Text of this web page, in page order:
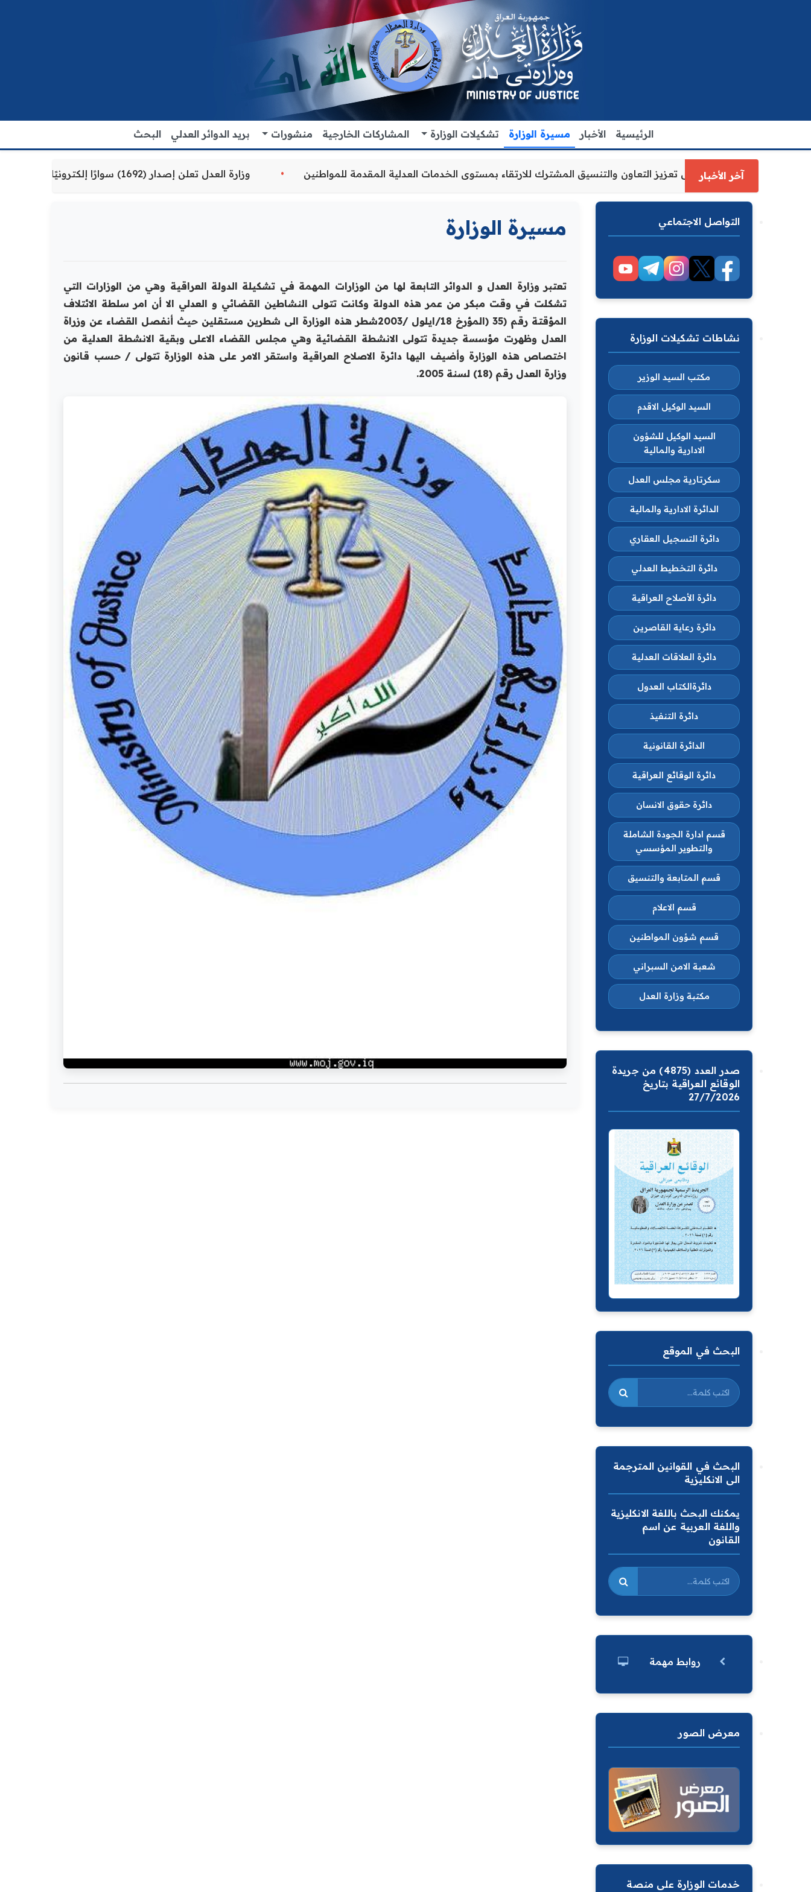
الرئيسية الأخبار مسيرة الوزارة تشكيلات الوزارة المشاركات الخارجية منشورات بريد الدوائر العدلي البحث
آخر الأخبار
الاقدم يبحث مع رئيس مجلس محافظة ديالى تعزيز التعاون والتنسيق المشترك للارتقاء بمستوى الخدمات العدلية المقدمة للمواطنين وزارة العدل تعلن إصدار (1692) سوارًا إلكترونيًا لنزلاء سجن الناصرية المركزي لتنظيم التعاملات المالية داخل المؤسسات الإصلاحية
مسيرة الوزارة
تعتبر وزارة العدل و الدوائر التابعة لها من الوزارات المهمة في تشكيلة الدولة العراقية وهي من الوزارات التي
تشكلت في وقت مبكر من عمر هذه الدولة وكانت تتولى النشاطين القضائي و العدلي الا أن امر سلطة الائتلاف
المؤقتة رقم (35
)المؤرخ 18/ايلول /2003
شطر هذه الوزارة الى شطرين مستقلين حيث أنفصل القضاء عن وزراة
العدل وظهرت مؤسسة جديدة تتولى الانشطة القضائية وهي مجلس القضاء الاعلى وبقية الانشطة العدلية من
اختصاص هذه الوزارة وأضيف اليها دائرة الاصلاح العراقية واستقر الامر على هذه الوزارة تتولى / حسب قانون
وزارة العدل رقم (18) لسنة 2005
.
التواصل الاجتماعي
نشاطات تشكيلات الوزارة
مكتب السيد الوزير
السيد الوكيل الاقدم
السيد الوكيل للشؤون
الادارية والمالية
سكرتارية مجلس العدل
الدائرة الادارية والمالية
دائرة التسجيل العقاري
دائرة التخطيط العدلي
دائرة الأصلاح العراقية
دائرة رعاية القاصرين
دائرة العلاقات العدلية
دائرةالكتاب العدول
دائرة التنفيذ
الدائرة القانونية
دائرة الوقائع العراقية
دائرة حقوق الانسان
قسم ادارة الجودة الشاملة
والتطوير المؤسسي
قسم المتابعة والتنسيق
قسم الاعلام
قسم شؤون المواطنين
شعبة الامن السبراني
مكتبة وزارة العدل
صدر العدد (4875) من جريدة
الوقائع العراقية بتاريخ
27/7/2026
البحث في الموقع
البحث في القوانين المترجمة
الى الانكليزية
يمكنك البحث باللغة الانكليزية
واللغة العربية عن اسم
القانون
روابط مهمة
معرض الصور
خدمات الوزارة على منصة